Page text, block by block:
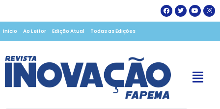
Início Ao Leitor Edição Atual Todas as Edições